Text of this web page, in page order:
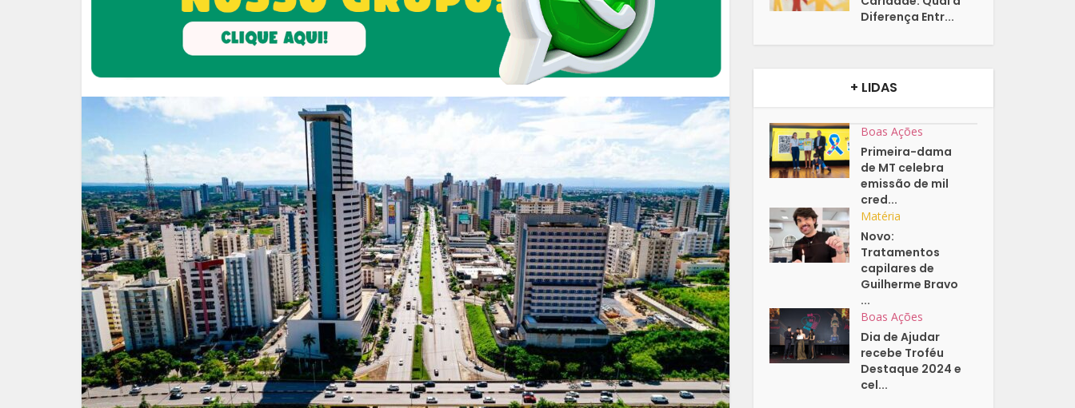
Diferença Entr...
+ LIDAS
Boas Ações
Primeira-dama
de MT celebra
emissão de mil
cred...
Matéria
Novo:
Tratamentos
capilares de
Guilherme Bravo
...
Boas Ações
Dia de Ajudar
recebe Troféu
Destaque 2024 e
cel...